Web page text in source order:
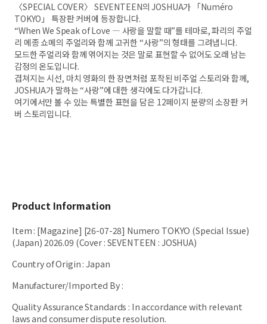
〈SPECIAL COVER〉 SEVENTEEN의 JOSHUA가 「Numéro
TOKYO」 특장판 커버에 등장합니다.
“When We Speak of Love ― 사랑을 말할 때”를 테마로, 파리의 주얼
리 메종 쇼메의 주얼리와 함께 고귀한 “사랑”의 형태를 그려냅니다.
모드한 주얼리와 함께 엮어지는 것은 말로 표현할 수 없어도 오래 남는
감정의 온도입니다.
겹쳐지는 시선, 마치 영화의 한 장면처럼 포착된 비주얼 스토리와 함께,
JOSHUA가 말하는 “사랑”에 대한 생각에도 다가갑니다.
여기에서만 볼 수 있는 특별한 표현을 담은 12페이지 분량의 소장판 커
버 스토리입니다.
Product Information
Item: [Magazine] [26-07-28] Numero TOKYO (Special Issue)
(Japan) 2026.09 (Cover : SEVENTEEN : JOSHUA)
Country of Origin:Japan
Manufacturer/Imported By:
Quality Assurance Standards : In accordance with relevant
laws and consumer dispute resolution.